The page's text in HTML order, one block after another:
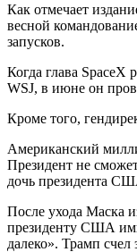
Как отмечает
весной
запусков.
Когда глава
WSJ, в июне он
Кроме того,
Американский
Президент не
дочь президента
После ухода Маска
президенту США
далеко». Трамп